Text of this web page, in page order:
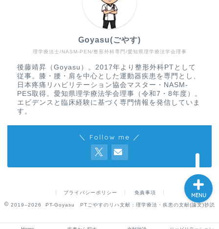
理学療法士/NASM-PEN/整形外科専門/愛知県理学療法学会理事
Goyasu(ごやす)
後藤靖昇（Goyasu）。2017年より整形外科PTとして
従事。膝・腰・肩を中心とした運動器疾患を専門とし、
日本疼痛リハビリテーション協会マスター・NASM-
PES取得。愛知県理学療法学会理事（令和7・8年度）。
エビデンスと臨床経験に基づく専門情報を発信していま
す。
＼ Follow me ／
プライバシーポリシー 免責事項
2019–2026 PT-Goyasu PTごやすのリハ文献：理学療法・疾患の文献(論文)抄読
MENU
疾患から探す
リハビリテーション